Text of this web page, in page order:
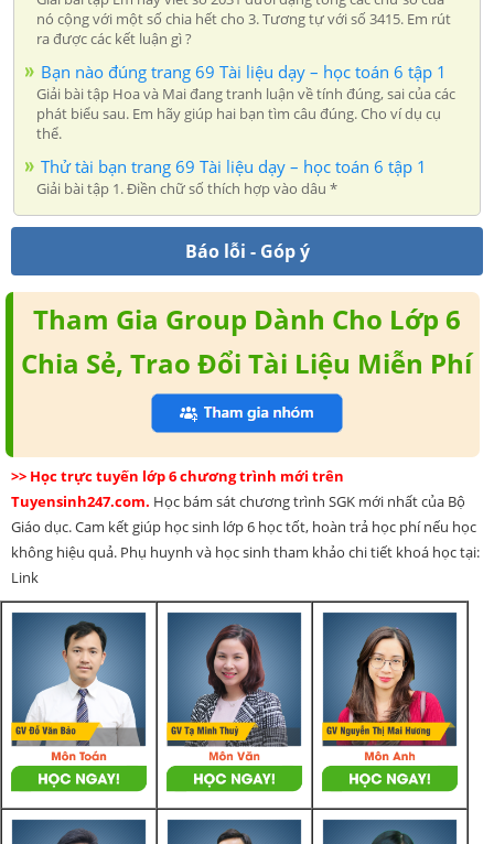
nó cộng với một số chia hết cho 3. Tương tự với số 3415. Em rút
ra được các kết luận gì ?
Bạn nào đúng trang 69 Tài liệu dạy – học toán 6 tập 1
Giải bài tập Hoa và Mai đang tranh luận về tính đúng, sai của các
phát biểu sau. Em hãy giúp hai bạn tìm câu đúng. Cho ví dụ cụ
thể.
Thử tài bạn trang 69 Tài liệu dạy – học toán 6 tập 1
Giải bài tập 1. Điền chữ số thích hợp vào dâu *
Báo lỗi - Góp ý
Tham Gia Group Dành Cho Lớp 6
Chia Sẻ, Trao Đổi Tài Liệu Miễn Phí
>> Học trực tuyến lớp 6 chương trình mới trên
Tuyensinh247.com. Học bám sát chương trình SGK mới nhất của Bộ
Giáo dục. Cam kết giúp học sinh lớp 6 học tốt, hoàn trả học phí nếu học
không hiệu quả. Phụ huynh và học sinh tham khảo chi tiết khoá học tại:
Link